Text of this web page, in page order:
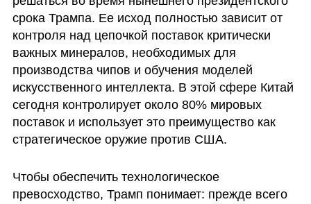
срока Трампа. Ее исход полностью зависит от
контроля над цепочкой поставок критически
важных минералов, необходимых для
производства чипов и обучения моделей
искусственного интеллекта. В этой сфере Китай
сегодня контролирует около 80% мировых
поставок и использует это преимущество как
стратегическое оружие против США.
Чтобы обеспечить технологическое
превосходство, Трамп понимает: прежде всего